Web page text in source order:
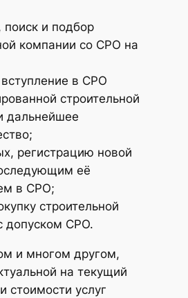
и подбор
компании со СРО на
в СРО
строительной
дальнейшее
регистрацию новой
её
в СРО;
строительной
допуском СРО.
и многом другом,
на текущий
стоимости услуг